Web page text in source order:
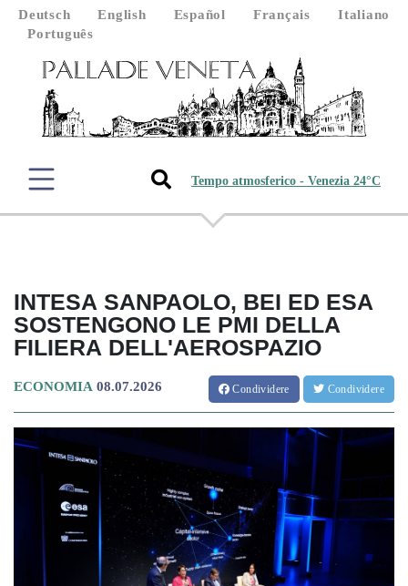
Deutsch English Español Français
Italiano
Português
Tempo atmosferico - Venezia 24°C
INTESA SANPAOLO, BEI ED ESA
SOSTENGONO LE PMI DELLA
FILIERA DELL'AEROSPAZIO
ECONOMIA 08.07.2026 Condividere Condividere